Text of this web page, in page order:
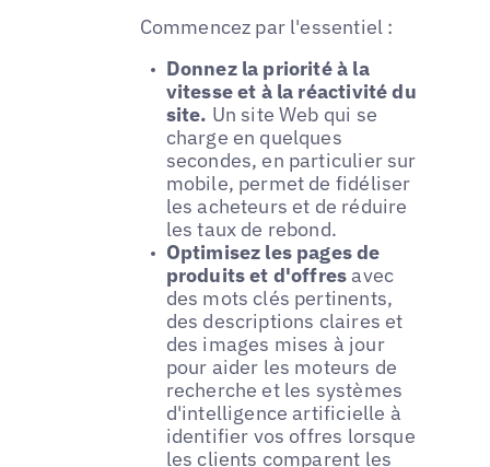
Commencez par l'essentiel :
Donnez la priorité à la
vitesse et à la réactivité du
site. Un site Web qui se
charge en quelques
secondes, en particulier sur
mobile, permet de fidéliser
les acheteurs et de réduire
les taux de rebond.
Optimisez les pages de
produits et d'offresavec
des mots clés pertinents,
des descriptions claires et
des images mises à jour
pour aider les moteurs de
recherche et les systèmes
d'intelligence artificielle à
identifier vos offres lorsque
les clients comparent les